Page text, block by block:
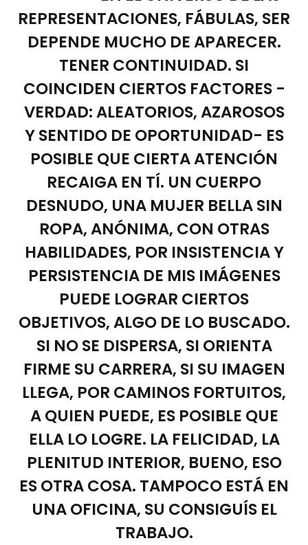
REPRESENTACIONES, FÁBULAS, SER
DEPENDE MUCHO DE APARECER.
TENER CONTINUIDAD. SI
COINCIDEN CIERTOS FACTORES -
VERDAD: ALEATORIOS, AZAROSOS
Y SENTIDO DE OPORTUNIDAD- ES
POSIBLE QUE CIERTA ATENCIÓN
RECAIGA EN TÍ. UN CUERPO
DESNUDO, UNA MUJER BELLA SIN
ROPA, ANÓNIMA, CON OTRAS
HABILIDADES, POR INSISTENCIA Y
PERSISTENCIA DE MIS IMÁGENES
PUEDE LOGRAR CIERTOS
OBJETIVOS, ALGO DE LO BUSCADO.
SI NO SE DISPERSA, SI ORIENTA
FIRME SU CARRERA, SI SU IMAGEN
LLEGA, POR CAMINOS FORTUITOS,
A QUIEN PUEDE, ES POSIBLE QUE
ELLA LO LOGRE. LA FELICIDAD, LA
PLENITUD INTERIOR, BUENO, ESO
ES OTRA COSA. TAMPOCO ESTÁ EN
UNA OFICINA, SU CONSIGUÍS EL
TRABAJO.